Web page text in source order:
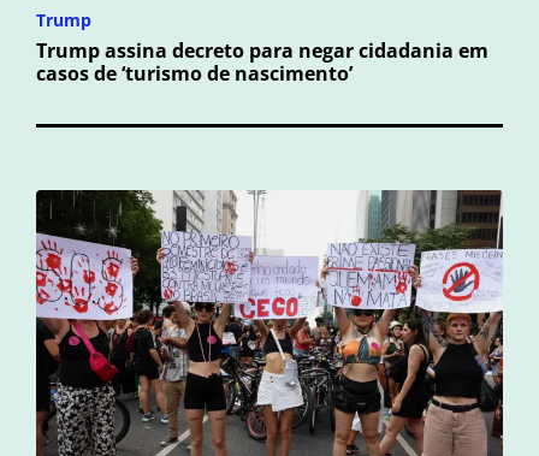
Trump
Trump assina decreto para negar cidadania em
casos de ‘turismo de nascimento’